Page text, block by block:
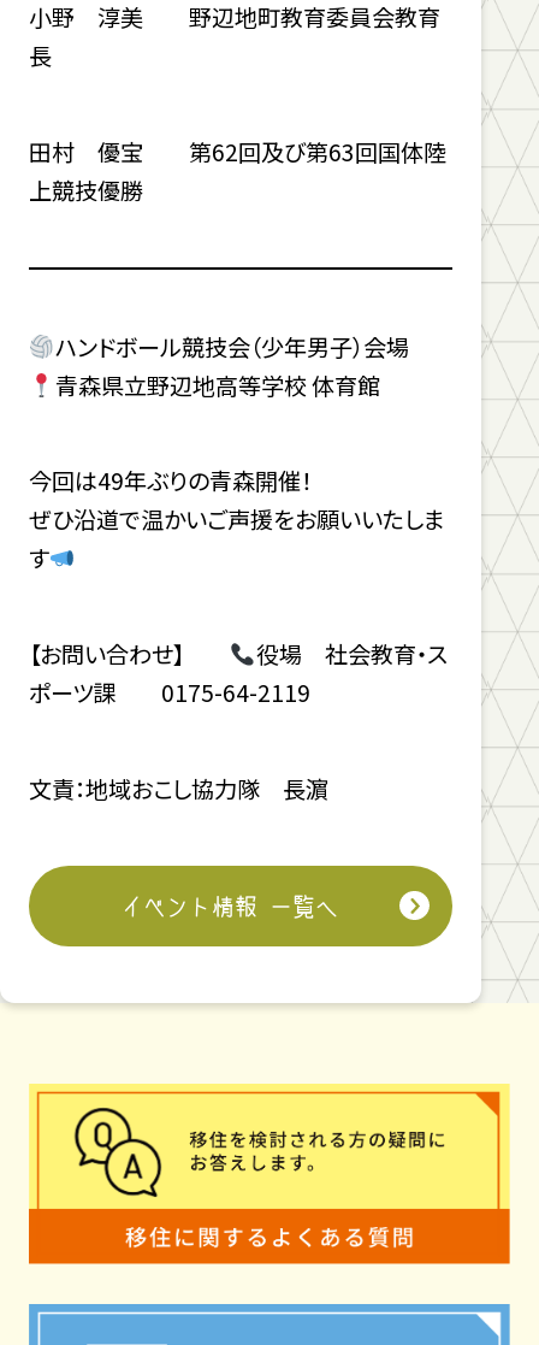
小野 淳美 野辺地町教育委員会教育
長
田村 優宝 第62回及び第63回国体陸
上競技優勝
ハンドボール競技会（少年男子）会場
青森県立野辺地高等学校 体育館
今回は49年ぶりの青森開催！
ぜひ沿道で温かいご声援をお願いいたしま
す
【お問い合わせ】
役場 社会教育・ス
ポーツ課 0175-64-2119
文責：地域おこし協力隊 長濵
イベント情報 一覧へ